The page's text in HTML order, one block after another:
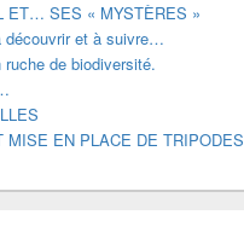
ET… SES « MYSTÈRES »
découvrir et à suivre…
ruche de biodiversité.
MISE EN PLACE DE TRIPODES